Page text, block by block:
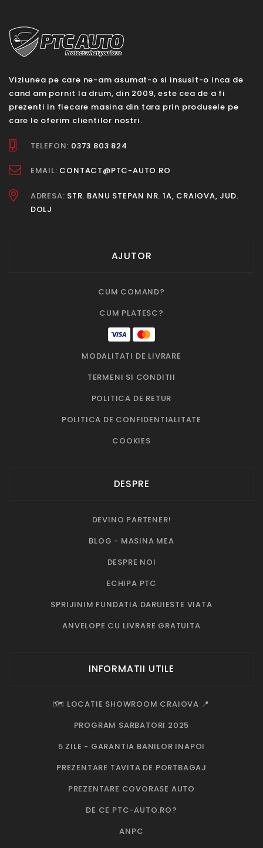
Viziunea pe care ne-am asumat-o si insusit-o inca de
cand am pornit la drum, din 2009, este cea de a fi
prezenti in fiecare masina din tara prin produsele pe
care le oferim clientilor nostri.
TELEFON: 0373 803 824
EMAIL: CONTACT@PTC-AUTO.RO
ADRESA: STR. BANU STEPAN NR. 1A, CRAIOVA, JUD.
DOLJ
AJUTOR
CUM COMAND?
CUM PLATESC?
MODALITATI DE LIVRARE
TERMENI SI CONDITII
POLITICA DE RETUR
POLITICA DE CONFIDENTIALITATE
COOKIES
DESPRE
DEVINO PARTENER!
BLOG - MASINA MEA
DESPRE NOI
ECHIPA PTC
SPRIJINIM FUNDATIA DARUIESTE VIATA
ANVELOPE CU LIVRARE GRATUITA
INFORMATII UTILE
🗺️ LOCATIE SHOWROOM CRAIOVA 📍
PROGRAM SARBATORI 2025
5 ZILE - GARANTIA BANILOR INAPOI
PREZENTARE TAVITA DE PORTBAGAJ
PREZENTARE COVORASE AUTO
DE CE PTC-AUTO.RO?
ANPC